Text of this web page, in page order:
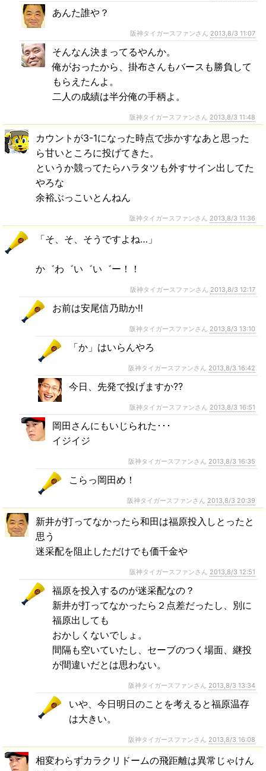
あんた誰や？
阪神タイガースファンさん 2013,8/3 11:07
そんなん決まってるやんか。
俺がおったから、掛布さんもバースも勝負して
もらえたんよ。
二人の成績は半分俺の手柄よ。
阪神タイガースファンさん 2013,8/3 11:48
カウントが3-1になった時点で歩かすなあと思った
ら甘いところに投げてきた。
というか競ってたらハラタツも外すサイン出してた
やろな
余裕ぶっこいとんねん
阪神タイガースファンさん 2013,8/3 11:36
「そ、そ、そうですよね…」
か゛わ゛い゛い゛ー！！
阪神タイガースファンさん 2013,8/3 12:17
お前は安尾信乃助か‼
阪神タイガースファンさん 2013,8/3 13:10
「か」はいらんやろ
阪神タイガースファンさん 2013,8/3 16:42
今日、先発で投げますか⁇
阪神タイガースファンさん 2013,8/3 16:51
岡田さんにもいじられた･･･
イジイジ
阪神タイガースファンさん 2013,8/3 16:35
こらっ岡田め！
阪神タイガースファンさん 2013,8/3 20:39
新井が打ってなかったら和田は福原投入しとったと
思う
迷采配を阻止しただけでも価千金や
阪神タイガースファンさん 2013,8/3 12:51
福原を投入するのが迷采配なの？
新井が打ってなかったら２点差だったし、別に
福原出しても
おかしくないでしょ。
間隔も空いていたし、セーブのつく場面、継投
が間違いだとは思わない。
阪神タイガースファンさん 2013,8/3 13:34
いや、今日明日のことを考えると福原温存
は大きい。
阪神タイガースファンさん 2013,8/3 16:08
相変わらずカラクリドームの飛距離は異常じゃけん